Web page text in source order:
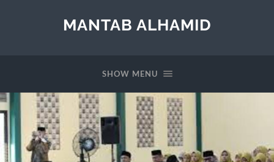
MANTAB ALHAMID
SHOW MENU